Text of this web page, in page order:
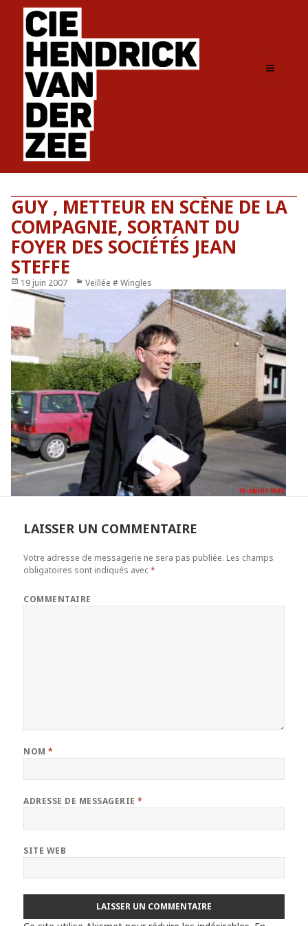
GUY , METTEUR EN SCÈNE DE LA
COMPAGNIE, SORTANT DU
FOYER DES SOCIÉTÉS JEAN
STEFFE
Publié
le
19 juin 2007 Catégories
Veillée # Wingles
LAISSER UN COMMENTAIRE
Votre adresse de messagerie ne sera pas publiée. Les champs
obligatoires sont indiqués avec*
COMMENTAIRE
NOM*
ADRESSE DE MESSAGERIE*
SITE WEB